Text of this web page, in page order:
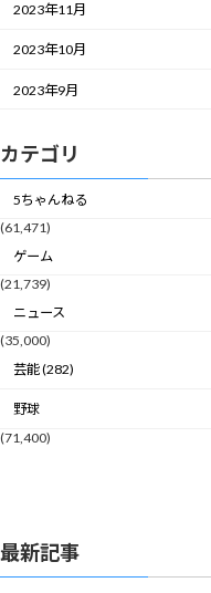
2023年11月
2023年10月
2023年9月
カテゴリ
5ちゃんねる
(61,471)
ゲーム
(21,739)
ニュース
(35,000)
芸能 (282)
野球
(71,400)
最新記事